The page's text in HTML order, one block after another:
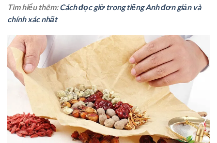
Tìm hiểu thêm:Cách đọc giờ trong tiếng Anh đơn giản và
chính xác nhất